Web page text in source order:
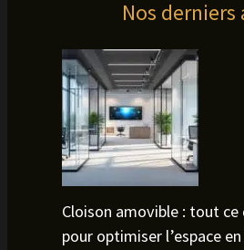
Nos derniers
Cloison amovible : tout
pour optimiser l’espace